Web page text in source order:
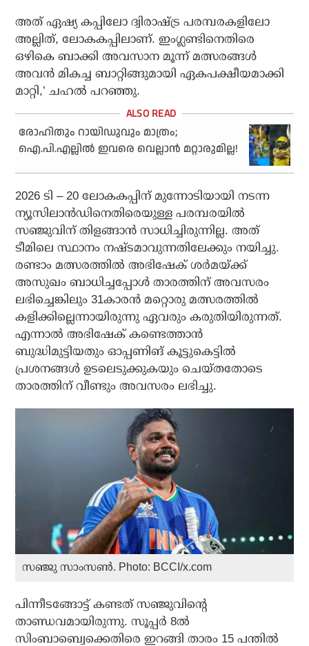
അത് ഏഷ്യ കപ്പിലോ ദ്വിരാഷ്ട്ര പരമ്പരകളിലോ
അല്ലിത്, ലോകകപ്പിലാണ്. ഇംഗ്ലണ്ടിനെതിരെ
ഒഴികെ ബാക്കി അവസാന മൂന്ന് മത്സരങ്ങള്‍
അവന്‍ മികച്ച ബാറ്റിങ്ങുമായി ഏകപക്ഷീയമാക്കി
മാറ്റി,’ ചഹല്‍ പറഞ്ഞു.
രോഹിതും റായിഡുവും മാത്രം;
ഐ.പി.എല്ലില്‍ ഇവരെ വെല്ലാന്‍ മറ്റാരുമില്ല!
2026 ടി – 20 ലോകകപ്പിന് മുന്നോടിയായി നടന്ന
ന്യൂസിലാന്‍ഡിനെതിരെയുള്ള പരമ്പരയില്‍
സഞ്ജുവിന് തിളങ്ങാന്‍ സാധിച്ചിരുന്നില്ല. അത്
ടീമിലെ സ്ഥാനം നഷ്ടമാവുന്നതിലേക്കും നയിച്ചു.
രണ്ടാം മത്സരത്തില്‍ അഭിഷേക് ശര്‍മയ്ക്ക്
അസുഖം ബാധിച്ചപ്പോള്‍ താരത്തിന് അവസരം
ലഭിച്ചെങ്കിലും 31കാരന്‍ മറ്റൊരു മത്സരത്തില്‍
കളിക്കില്ലെന്നായിരുന്നു ഏവരും കരുതിയിരുന്നത്.
എന്നാല്‍ അഭിഷേക് കണ്ടെത്താന്‍
ബുദ്ധിമുട്ടിയതും ഓപ്പണിങ് കൂട്ടുകെട്ടില്‍
പ്രശനങ്ങള്‍ ഉടലെടുക്കുകയും ചെയ്തതോടെ
താരത്തിന് വീണ്ടും അവസരം ലഭിച്ചു.
സഞ്ജു സാംസൺ. Photo: BCCI/x.com
പിന്നീടങ്ങോട്ട് കണ്ടത് സഞ്ജുവിന്റെ
താണ്ഡവമായിരുന്നു. സൂപ്പര്‍ 8ല്‍
സിംബാബ്വെക്കെതിരെ ഇറങ്ങി താരം 15 പന്തില്‍